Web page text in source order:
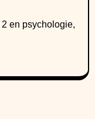
en psychologie,